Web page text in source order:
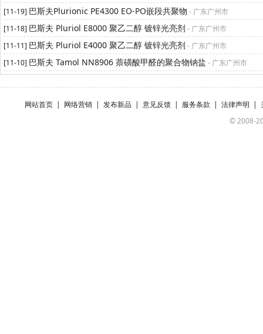
[11-19] 巴斯夫Plurionic PE4300 EO-PO嵌段共聚物 - 广东广州市
[11-18] 巴斯夫 Pluriol E8000 聚乙二醇 镀锌光亮剂 - 广东广州市
[11-11] 巴斯夫 Pluriol E4000 聚乙二醇 镀锌光亮剂 - 广东广州市
[11-10] 巴斯夫 Tamol NN8906 萘磺酸甲醛的聚合物钠盐 - 广东广州市
网站首页| 网络营销| 发布新品| 意见反馈| 服务条款 | 法律声明 |
© 2008-